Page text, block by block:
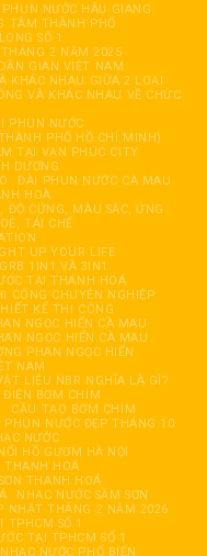
NƯỚC HÂỤ GIANG
TÂM THÀNH PHỐ
SỐ 1
2 NĂM 2025
GIAN VIỆT NAM
KHÁC NHAU GIỮA 2 LOẠI
VÀ KHÁC NHAU VỀ CHỨC
PHUN NƯỚC
PHỐ HỒ CHÍ MINH)
TẠI VẠN PHÚC CITY
DƯƠNG
ĐÀI PHUN NƯỚC CÀ MAU
HOÀ
ĐỘ CỨNG, MÀU SẮC, ỨNG
TÁI CHẾ
UP YOUR LIFE
1IN1 VÀ 3IN1
TẠI THANH HOÁ
CÔNG CHUYÊN NGHIỆP
KẾ THI CÔNG
NGỌC HIỂN CÀ MAU
NGỌC HIỂN CÀ MAU
PHAN NGỌC HIỂN
NAM
LIỆU NBR NGHĨA LÀ GÌ?
ĐIỆN BƠM CHÌM
CẦU TẠO BƠM CHÌM
PHUN NƯỚC ĐẸP THÁNG 10
NƯỚC
HỒ GƯƠM HÀ NỘI
THANH HOÁ
THANH HOÁ
NHẠC NƯỚC SẦM SƠN
NHẬT THÁNG 2 NĂM 2026
TPHCM SỐ 1
TẠI TPHCM SỐ 1
NƯỚC PHỔ BIẾN